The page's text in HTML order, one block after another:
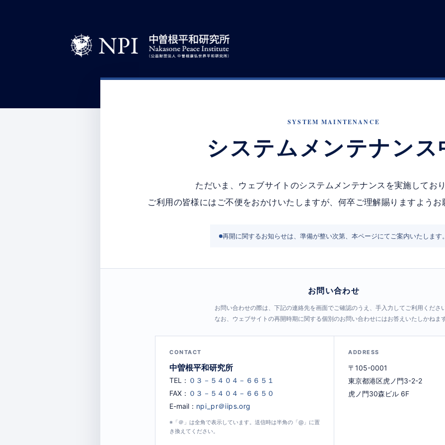
SYSTEM MAINTENANCE
システムメンテナンス
ただいま、ウェブサイトのシステムメンテナンスを実施しており
ご利用の皆様にはご不便をおかけいたしますが、何卒ご理解賜りますようお
再開に関するお知らせは、準備が整い次第、本ページにてご案内いたします。
お問い合わせ
お問い合わせの際は、下記の連絡先を画面でご確認のうえ、手入力してご利用ください
なお、ウェブサイトの再開時期に関する個別のお問い合わせにはお答えいたしかねます
CONTACT
中曽根平和研究所
TEL：
FAX：
E-mail：
※「＠」は全角で表示しています。送信時は半角の「@」に置
き換えてください。
ADDRESS
〒105-0001
東京都港区虎ノ門3-2-2
虎ノ門30森ビル 6F